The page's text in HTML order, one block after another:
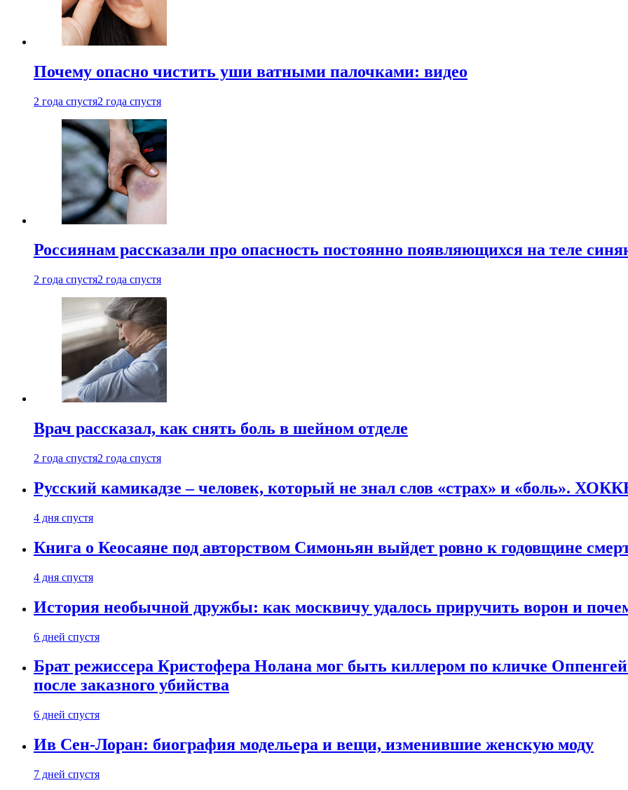
Почему опасно чистить уши ватными палочками: видео
2 года спустя2 года спустя
Россиянам рассказали про опасность постоянно появляющихся на теле
2 года спустя2 года спустя
Врач рассказал, как снять боль в шейном отделе
2 года спустя2 года спустя
Русский камикадзе – человек, который не знал слов «страх» и «боль».
4 дня спустя
Книга о Кеосаяне под авторством Симоньян выйдет ровно к годовщине
4 дня спустя
История необычной дружбы: как москвичу удалось приручить ворон и
6 дней спустя
Брат режиссера Кристофера Нолана мог быть киллером по кличке
после заказного убийства
6 дней спустя
Ив Сен-Лоран: биография модельера и вещи, изменившие женскую моду
7 дней спустя